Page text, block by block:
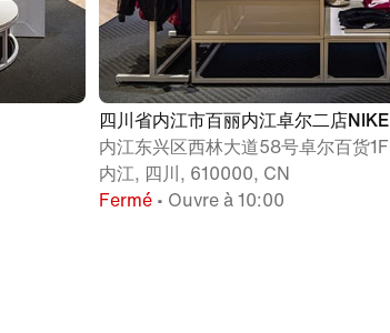
四川省内江市百丽内江卓尔二店NIKE
内江东兴区西林大道58号卓尔百货1F
内江, 四川, 610000, CN
Fermé • Ouvre à 10:00